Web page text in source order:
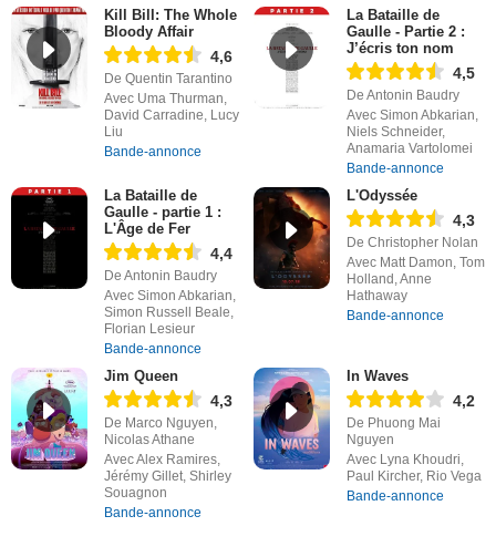
Kill Bill: The Whole
Bloody Affair
4,6
De Quentin Tarantino
Avec Uma Thurman,
David Carradine, Lucy
Liu
Bande-annonce
La Bataille de
Gaulle - Partie 2 :
J’écris ton nom
4,5
De Antonin Baudry
Avec Simon Abkarian,
Niels Schneider,
Anamaria Vartolomei
Bande-annonce
La Bataille de
Gaulle - partie 1 :
L'Âge de Fer
4,4
De Antonin Baudry
Avec Simon Abkarian,
Simon Russell Beale,
Florian Lesieur
Bande-annonce
L'Odyssée
4,3
De Christopher Nolan
Avec Matt Damon, Tom
Holland, Anne
Hathaway
Bande-annonce
Jim Queen
4,3
De Marco Nguyen,
Nicolas Athane
Avec Alex Ramires,
Jérémy Gillet, Shirley
Souagnon
Bande-annonce
In Waves
4,2
De Phuong Mai
Nguyen
Avec Lyna Khoudri,
Paul Kircher, Rio Vega
Bande-annonce